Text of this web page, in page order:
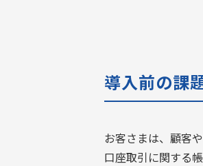
導入前の課
お客さまは、顧客
口座取引に関する